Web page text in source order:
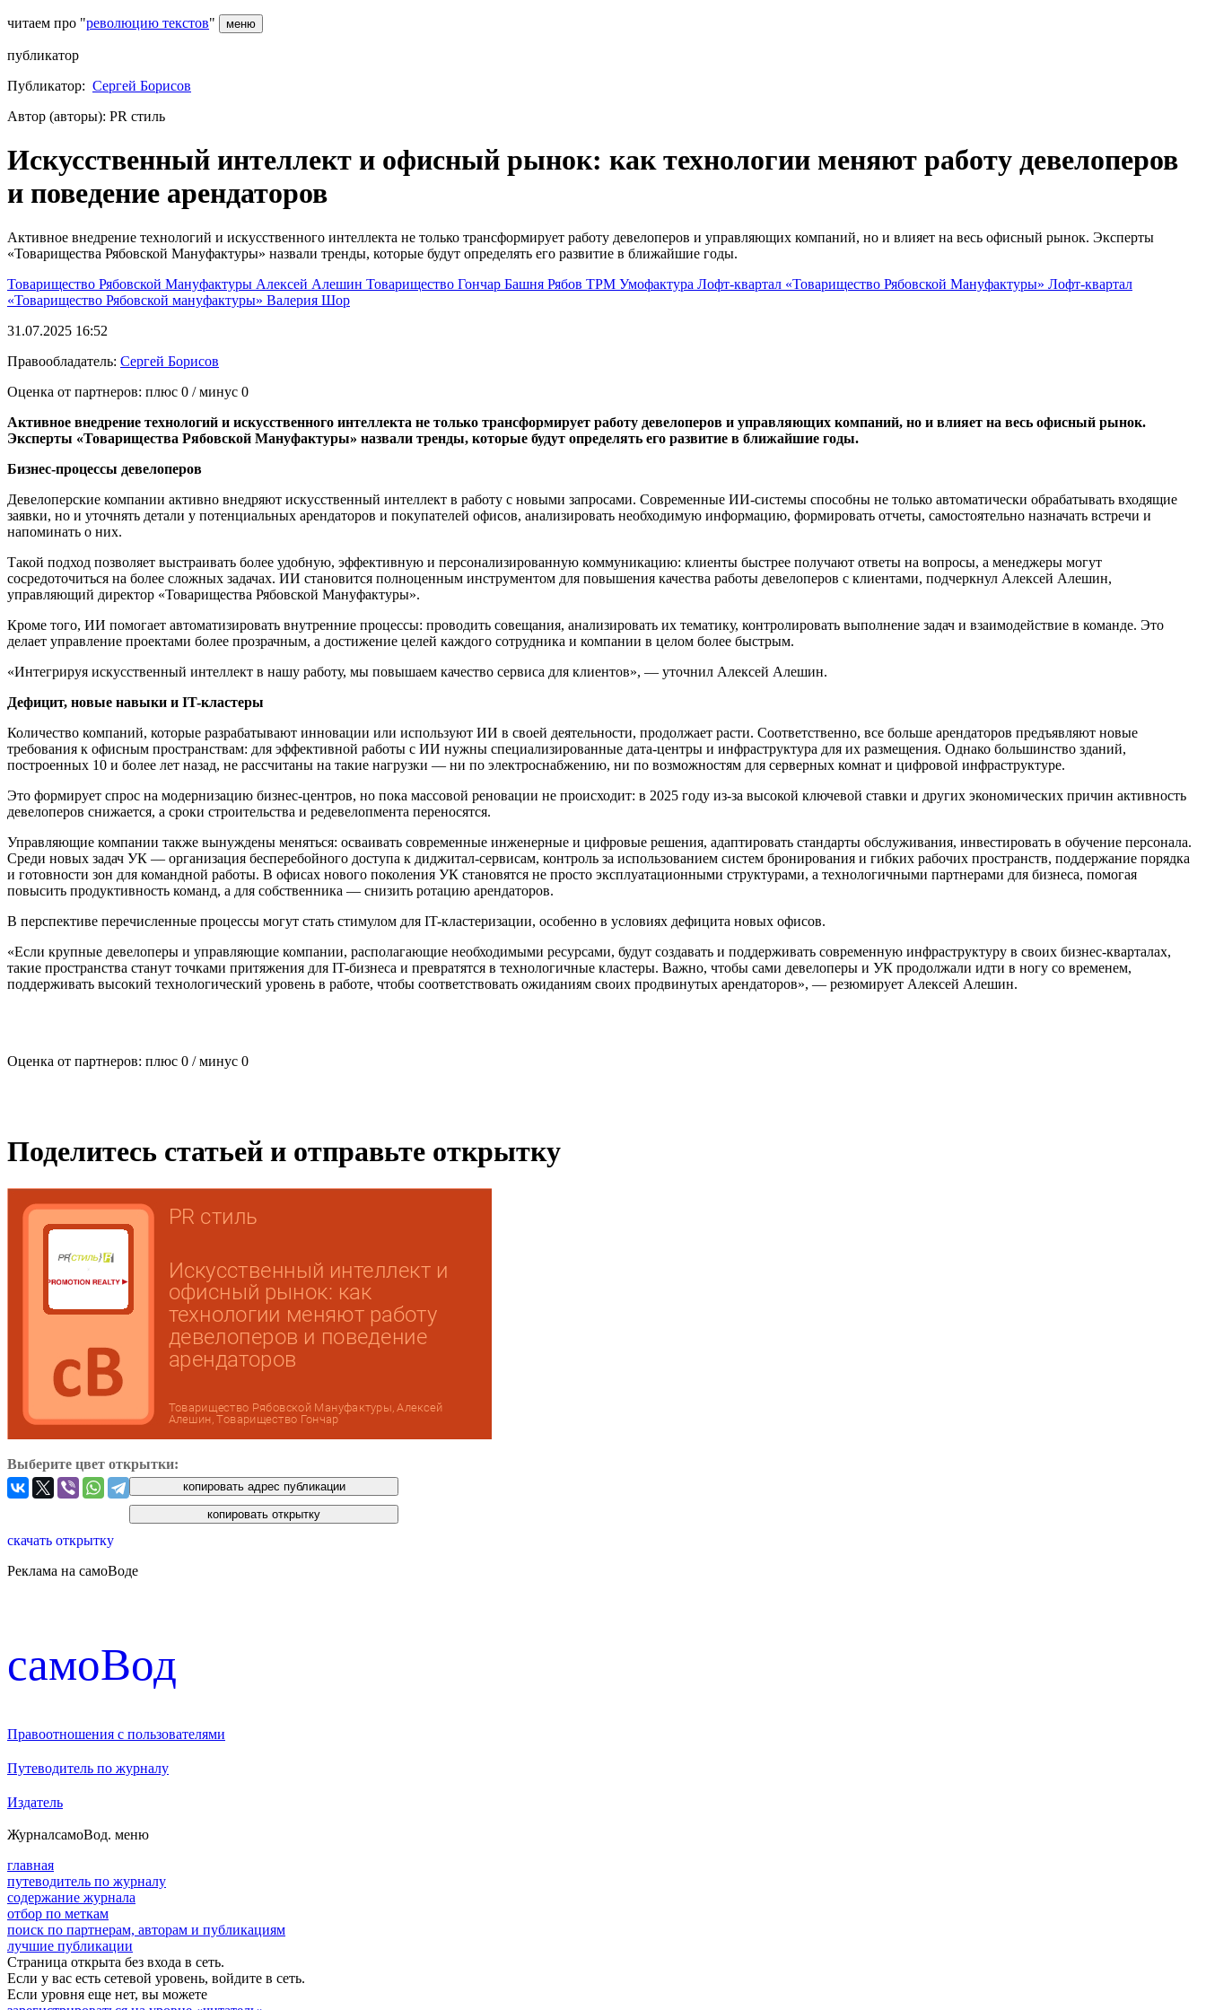
читаем про "революцию текстов" меню
публикатор
Публикатор: Сергей Борисов
Автор (авторы): PR стиль
Искусственный интеллект и офисный рынок: как технологии меняют работу девелоперов
и поведение арендаторов
Активное внедрение технологий и искусственного интеллекта не только трансформирует работу девелоперов и управляющих компаний, но и влияет на весь офисный рынок. Эксперты
«Товарищества Рябовской Мануфактуры» назвали тренды, которые будут определять его развитие в ближайшие годы.
Товарищество Рябовской Мануфактуры Алексей Алешин Товарищество Гончар Башня Рябов ТРМ Умофактура Лофт-квартал «Товарищество Рябовской Мануфактуры» Лофт-квартал
«Товарищество Рябовской мануфактуры» Валерия Шор
31.07.2025 16:52
Правообладатель: Сергей Борисов
Оценка от партнеров: плюс 0 / минус 0
Активное внедрение технологий и искусственного интеллекта не только трансформирует работу девелоперов и управляющих компаний, но и влияет на весь офисный рынок.
Эксперты «Товарищества Рябовской Мануфактуры» назвали тренды, которые будут определять его развитие в ближайшие годы.
Бизнес-процессы девелоперов
Девелоперские компании активно внедряют искусственный интеллект в работу с новыми запросами. Современные ИИ-системы способны не только автоматически обрабатывать входящие
заявки, но и уточнять детали у потенциальных арендаторов и покупателей офисов, анализировать необходимую информацию, формировать отчеты, самостоятельно назначать встречи и
напоминать о них.
Такой подход позволяет выстраивать более удобную, эффективную и персонализированную коммуникацию: клиенты быстрее получают ответы на вопросы, а менеджеры могут
сосредоточиться на более сложных задачах. ИИ становится полноценным инструментом для повышения качества работы девелоперов с клиентами, подчеркнул Алексей Алешин,
управляющий директор «Товарищества Рябовской Мануфактуры».
Кроме того, ИИ помогает автоматизировать внутренние процессы: проводить совещания, анализировать их тематику, контролировать выполнение задач и взаимодействие в команде. Это
делает управление проектами более прозрачным, а достижение целей каждого сотрудника и компании в целом более быстрым.
«Интегрируя искусственный интеллект в нашу работу, мы повышаем качество сервиса для клиентов», — уточнил Алексей Алешин.
Дефицит, новые навыки и IT-кластеры
Количество компаний, которые разрабатывают инновации или используют ИИ в своей деятельности, продолжает расти. Соответственно, все больше арендаторов предъявляют новые
требования к офисным пространствам: для эффективной работы с ИИ нужны специализированные дата-центры и инфраструктура для их размещения. Однако большинство зданий,
построенных 10 и более лет назад, не рассчитаны на такие нагрузки — ни по электроснабжению, ни по возможностям для серверных комнат и цифровой инфраструктуре.
Это формирует спрос на модернизацию бизнес-центров, но пока массовой реновации не происходит: в 2025 году из-за высокой ключевой ставки и других экономических причин активность
девелоперов снижается, а сроки строительства и редевелопмента переносятся.
Управляющие компании также вынуждены меняться: осваивать современные инженерные и цифровые решения, адаптировать стандарты обслуживания, инвестировать в обучение персонала.
Среди новых задач УК — организация бесперебойного доступа к диджитал-сервисам, контроль за использованием систем бронирования и гибких рабочих пространств, поддержание порядка
и готовности зон для командной работы. В офисах нового поколения УК становятся не просто эксплуатационными структурами, а технологичными партнерами для бизнеса, помогая
повысить продуктивность команд, а для собственника — снизить ротацию арендаторов.
В перспективе перечисленные процессы могут стать стимулом для IT-кластеризации, особенно в условиях дефицита новых офисов.
«Если крупные девелоперы и управляющие компании, располагающие необходимыми ресурсами, будут создавать и поддерживать современную инфраструктуру в своих бизнес-кварталах,
такие пространства станут точками притяжения для IT-бизнеса и превратятся в технологичные кластеры. Важно, чтобы сами девелоперы и УК продолжали идти в ногу со временем,
поддерживать высокий технологический уровень в работе, чтобы соответствовать ожиданиям своих продвинутых арендаторов», — резюмирует Алексей Алешин.
Оценка от партнеров: плюс 0 / минус 0
Поделитесь статьей и отправьте открытку
Выберите цвет открытки:
скачать открытку
Реклама на самоВоде
cамоВод
Правоотношения с пользователями
Путеводитель по журналу
Издатель
ЖурналсамоВод. меню
главная
путеводитель по журналу
содержание журнала
отбор по меткам
поиск по партнерам, авторам и публикациям
лучшие публикации
Страница открыта без входа в сеть.
Если у вас есть сетевой уровень, войдите в сеть.
Если уровня еще нет, вы можете